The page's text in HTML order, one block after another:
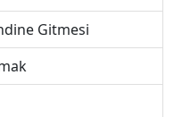
Gitmesi